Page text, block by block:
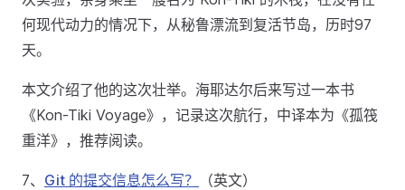
何现代动力的情况下，从秘鲁漂流到复活节岛，历时97
天。
本文介绍了他的这次壮举。海耶达尔后来写过一本书
《Kon-Tiki Voyage》，记录这次航行，中译本为《孤筏
重洋》，推荐阅读。
7、 Git 的提交信息怎么写？ （英文）